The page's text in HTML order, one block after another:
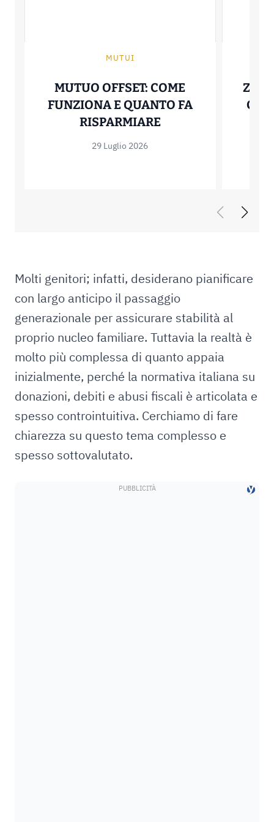
MUTUI
MUTUO OFFSET: COME
FUNZIONA E QUANTO FA
RISPARMIAREMUTUO OFFSET:
29 Luglio 2026
Molti genitori; infatti, desiderano pianificare
con largo anticipo il passaggio
generazionale per assicurare stabilità al
proprio nucleo familiare. Tuttavia la realtà è
molto più complessa di quanto appaia
inizialmente, perché la normativa italiana su
donazioni, debiti e abusi fiscali è articolata e
spesso controintuitiva. Cerchiamo di fare
chiarezza su questo tema complesso e
spesso sottovalutato.